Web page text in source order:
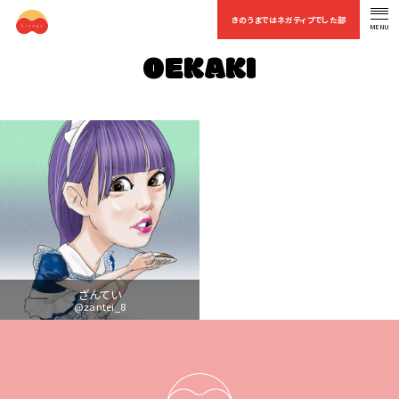
きのうまではネガティブでした部
OFFICIAL FAN CLUB
MENU
OEKAKI
ざんてい
@zantei_8